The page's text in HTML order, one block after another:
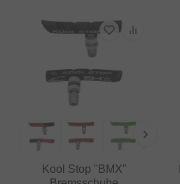
Kool Stop "BMX"